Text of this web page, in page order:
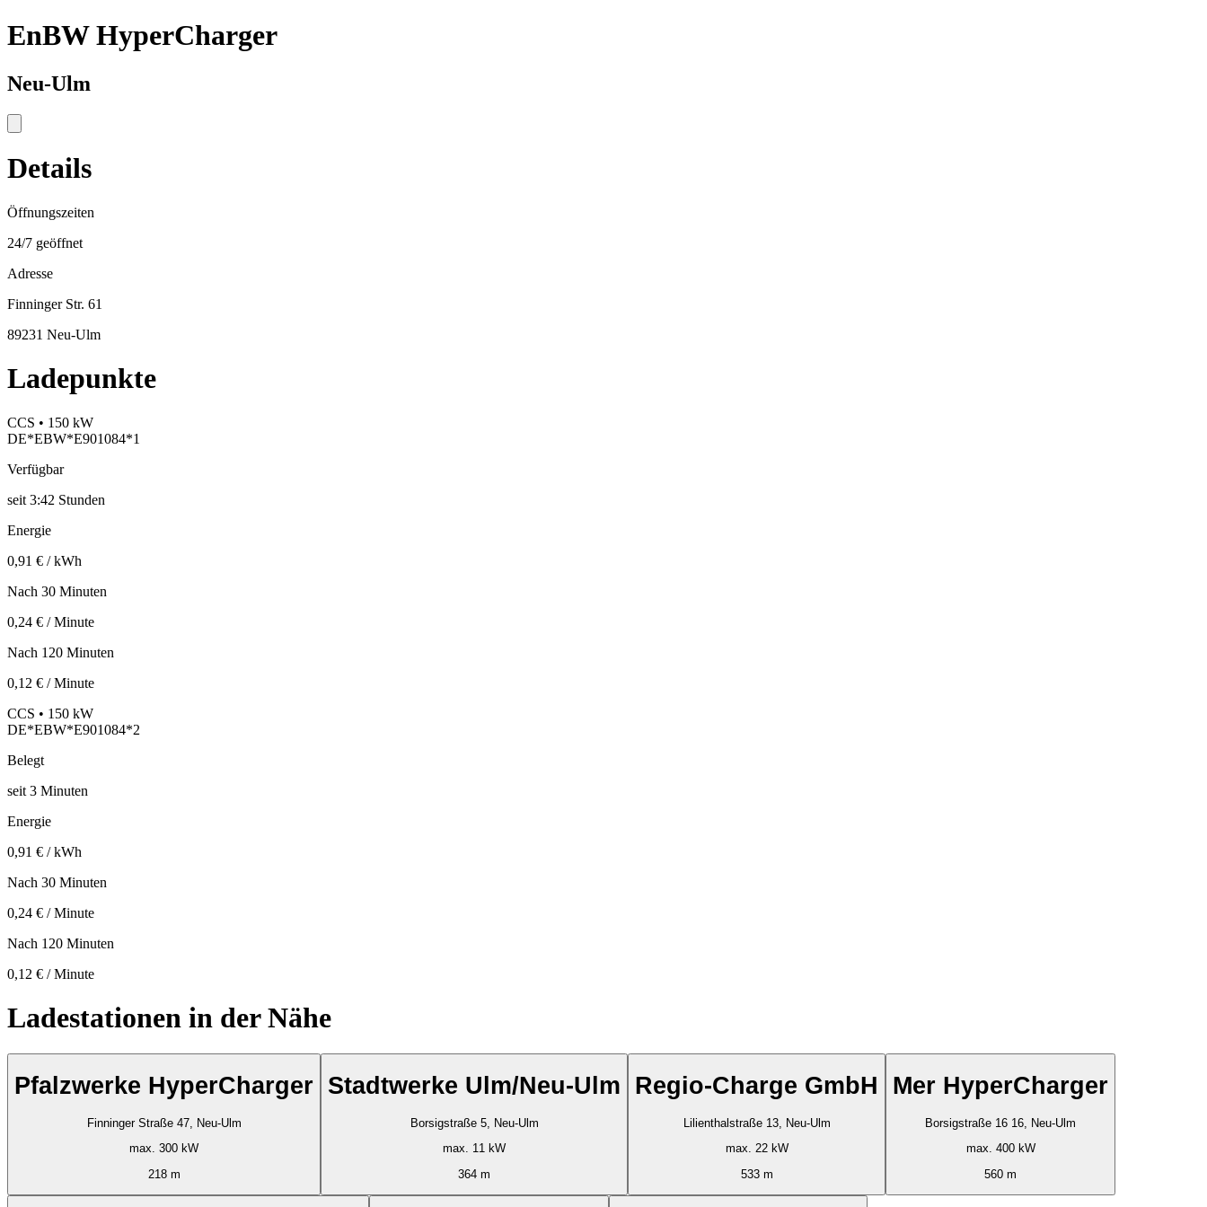
EnBW HyperCharger
Neu-Ulm
Details
Öffnungszeiten
24/7 geöffnet
Adresse
Finninger Str. 61
89231 Neu-Ulm
Ladepunkte
CCS • 150 kW
DE*EBW*E901084*1
Verfügbar
seit 3:42 Stunden
Energie
0,91 € / kWh
Nach 30 Minuten
0,24 € / Minute
Nach 120 Minuten
0,12 € / Minute
CCS • 150 kW
DE*EBW*E901084*2
Belegt
seit 3 Minuten
Energie
0,91 € / kWh
Nach 30 Minuten
0,24 € / Minute
Nach 120 Minuten
0,12 € / Minute
Ladestationen in der Nähe
Pfalzwerke HyperCharger
Finninger Straße 47, Neu-Ulm
max. 300 kW
218 m
Stadtwerke Ulm/Neu-Ulm
Borsigstraße 5, Neu-Ulm
max. 11 kW
364 m
Regio-Charge GmbH
Lilienthalstraße 13, Neu-Ulm
max. 22 kW
533 m
Mer HyperCharger
Borsigstraße 16 16, Neu-Ulm
max. 400 kW
560 m